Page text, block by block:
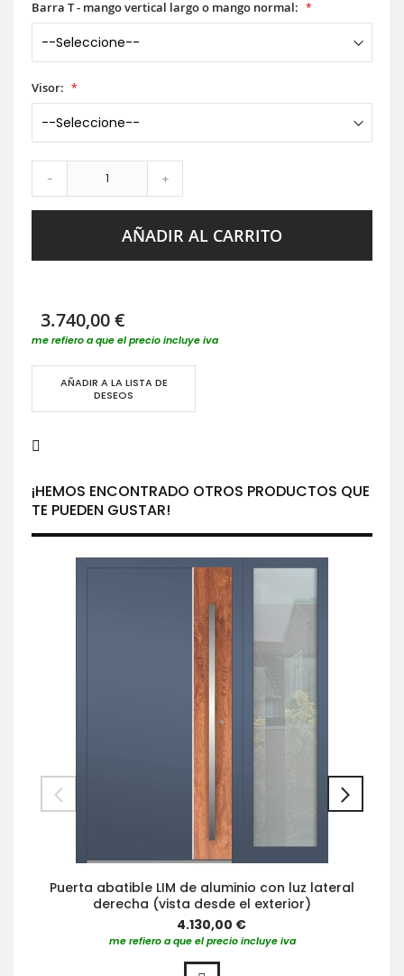
Barra T - mango vertical largo o mango normal:
Visor:
- +
AÑADIR AL CARRITO
3.740,00 €
me refiero a que el precio incluye iva
AÑADIR A LA LISTA DE
DESEOS
¡HEMOS ENCONTRADO OTROS PRODUCTOS QUE
TE PUEDEN GUSTAR!
Puerta abatible LIM de aluminio con luz lateral
derecha (vista desde el exterior)
4.130,00 €
me refiero a que el precio incluye iva